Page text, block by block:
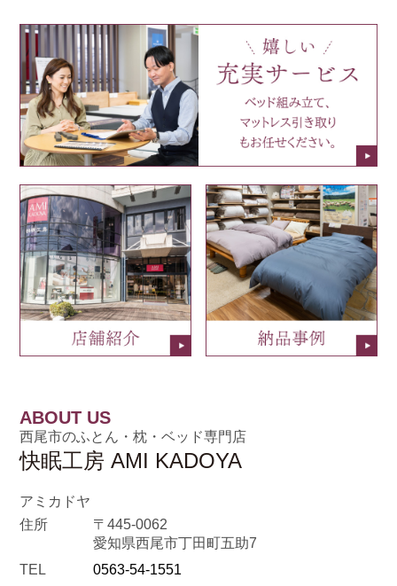
ABOUT US
西尾市のふとん・枕・ベッド専門店
快眠工房 AMI KADOYA
アミカドヤ
住所
〒445-0062
愛知県西尾市丁田町五助7
TEL
0563-54-1551